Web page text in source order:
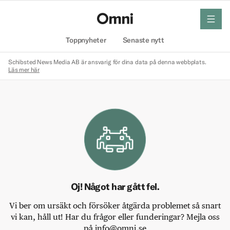
Toppnyheter Senaste nytt
meny
Schibsted News Media AB är ansvarig för dina data på denna webbplats.
Läs mer här
Oj! Något har gått fel.
Vi ber om ursäkt och försöker åtgärda problemet så snart
vi kan, håll ut! Har du frågor eller funderingar? Mejla oss